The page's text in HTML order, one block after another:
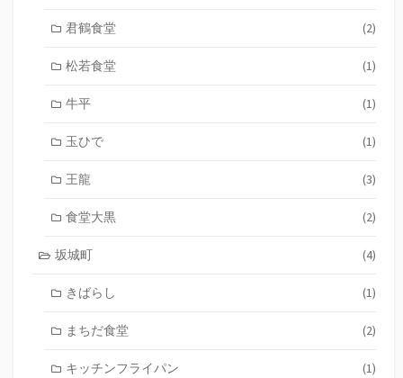
君鶴食堂 (2)
松若食堂 (1)
牛平 (1)
玉ひで (1)
王龍 (3)
食堂大黒 (2)
坂城町 (4)
きばらし (1)
まちだ食堂 (2)
キッチンフライパン (1)